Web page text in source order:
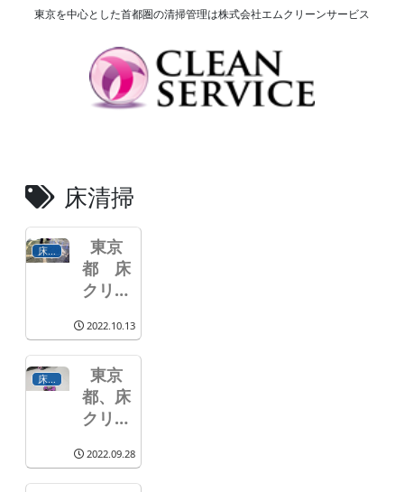
東京を中心とした首都圏の清掃管理は株式会社エムクリーンサービス
床清掃
床クリーニング
東京
都 床
クリー
グ・防
滑作業
の御依
頼。
2022.10.13
床クリーニング
東京
都、床
クリー
2022.09.28